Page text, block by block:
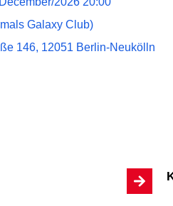
Galaxy Club)
146, 12051 Berlin-Neukölln